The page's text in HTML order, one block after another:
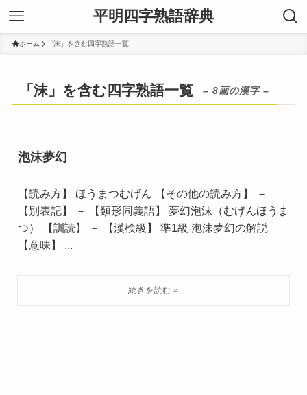
平明四字熟語辞典
ホーム 「沫」を含む四字熟語一覧
「沫」を含む四字熟語一覧 – 8画の漢字 –
泡沫夢幻
【読み方】 ほうまつむげん 【その他の読み方】 －
【別表記】 － 【類形同義語】 夢幻泡沫（むげんほうま
つ） 【訓読】 － 【漢検級】 準1級 泡沫夢幻の解説
【意味】 ...